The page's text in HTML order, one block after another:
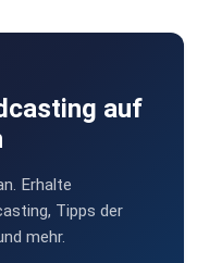
auf
Erhalte
Tipps der
mehr.